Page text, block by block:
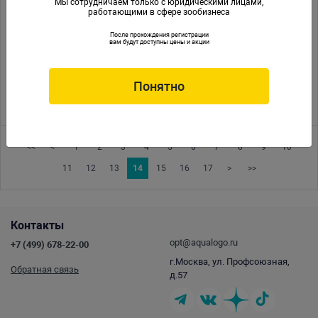
Изготовление аквариумов по специальной цене
12.04.2011
<< < 1 2 3 4 5 6 7 8 9 10
11 12 13 14 15 16 17 > >>
Контакты
+7 (499) 678-22-00
Обратная связь
opt@aqualogo.ru
г.Москва, ул. Профсоюзная,
д.57
работающими в сфере зообизнеса
После прохождения регистрации
вам будут доступны цены и акции
Понятно